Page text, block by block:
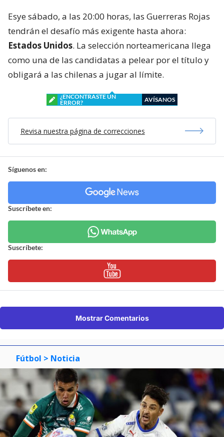
Esye sábado, a las 20:00 horas, las Guerreras Rojas
tendrán el desafío más exigente hasta ahora:
Estados Unidos. La selección norteamericana llega
como una de las candidatas a pelear por el título y
obligará a las chilenas a jugar al límite.
¿ENCONTRASTE UN
ERROR?
AVÍSANOS
Revisa nuestra página de correcciones
Síguenos en:
Suscríbete en:
Suscríbete:
Mostrar Comentarios
Fútbol > Noticia